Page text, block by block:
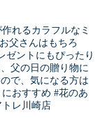
れるカラフルなミ
父さんはもちろ
ゼントにもぴったり
父の日の贈り物に
で、気になる方は
おすすめ #花のあ
レ川崎店